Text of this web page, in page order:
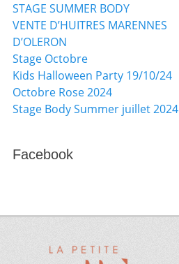
STAGE SUMMER BODY
VENTE D’HUITRES MARENNES
D’OLERON
Stage Octobre
Kids Halloween Party 19/10/24
Octobre Rose 2024
Stage Body Summer juillet 2024
Facebook